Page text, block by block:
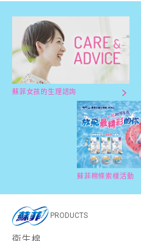
蘇菲女孩的生理諮詢
蘇菲棉條索樣活動
PRODUCTS